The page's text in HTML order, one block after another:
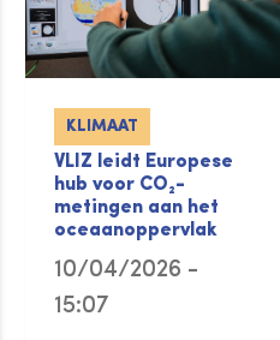
KLIMAAT
VLIZ leidt Europese
hub voor CO₂-
metingen aan het
oceaanoppervlak
10/04/2026 -
15:07